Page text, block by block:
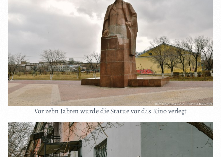
Vor zehn Jahren wurde die Statue vor das Kino verlegt